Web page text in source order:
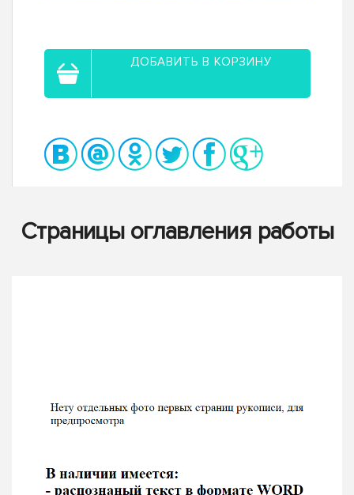
ДОБАВИТЬ В КОРЗИНУ
Страницы оглавления работы